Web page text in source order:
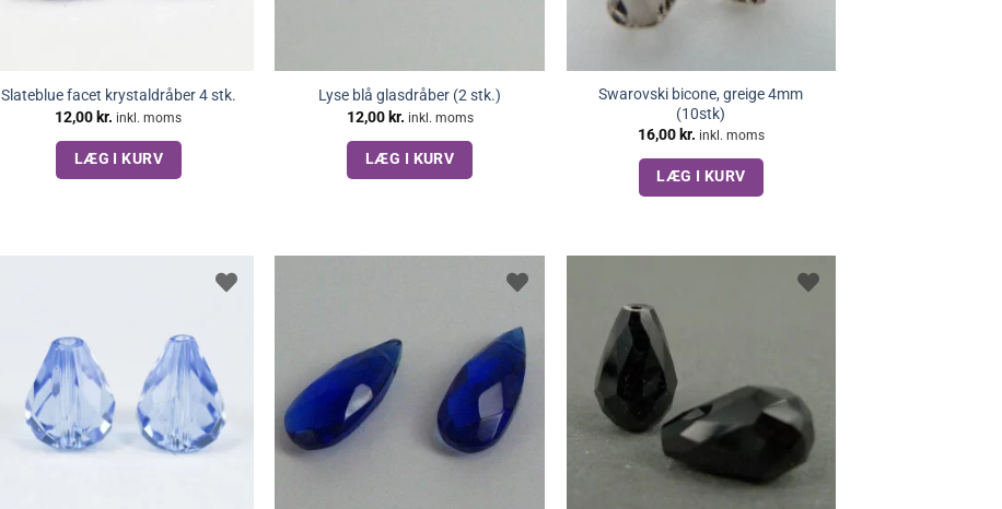
Slateblue facet krystaldråber 4 stk.
12,00 kr. inkl. moms
LÆG I KURV
Lyse blå glasdråber (2 stk.)
12,00 kr. inkl. moms
LÆG I KURV
Swarovski bicone, greige 4mm
(10stk)
16,00 kr. inkl. moms
LÆG I KURV